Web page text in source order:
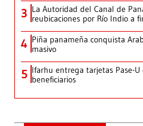
3 La Autoridad del Canal de
reubicaciones por Río Indio a
4 Piña panameña conquista
masivo
5 Ifarhu entrega tarjetas Pase-
beneficiarios